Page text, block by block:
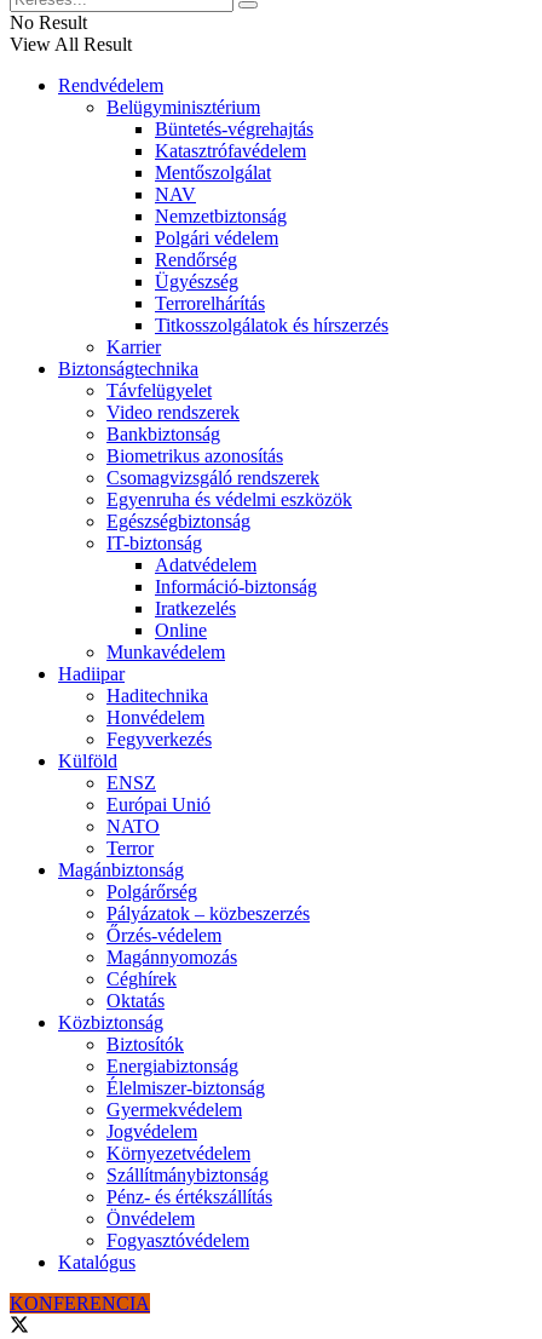
No Result
View All Result
Rendvédelem
Belügyminisztérium
Büntetés-végrehajtás
Katasztrófavédelem
Mentőszolgálat
NAV
Nemzetbiztonság
Polgári védelem
Rendőrség
Ügyészség
Terrorelhárítás
Titkosszolgálatok és hírszerzés
Karrier
Biztonságtechnika
Távfelügyelet
Video rendszerek
Bankbiztonság
Biometrikus azonosítás
Csomagvizsgáló rendszerek
Egyenruha és védelmi eszközök
Egészségbiztonság
IT-biztonság
Adatvédelem
Információ-biztonság
Iratkezelés
Online
Munkavédelem
Hadiipar
Haditechnika
Honvédelem
Fegyverkezés
Külföld
ENSZ
Európai Unió
NATO
Terror
Magánbiztonság
Polgárőrség
Pályázatok – közbeszerzés
Őrzés-védelem
Magánnyomozás
Céghírek
Oktatás
Közbiztonság
Biztosítók
Energiabiztonság
Élelmiszer-biztonság
Gyermekvédelem
Jogvédelem
Környezetvédelem
Szállítmánybiztonság
Pénz- és értékszállítás
Önvédelem
Fogyasztóvédelem
Katalógus
KONFERENCIA